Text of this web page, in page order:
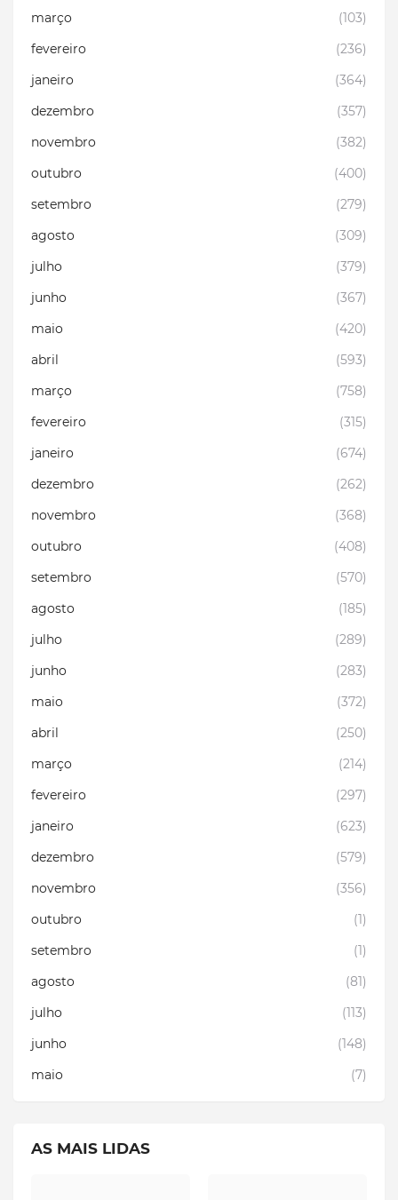
março
(103)
fevereiro
(236)
janeiro
(364)
dezembro
(357)
novembro
(382)
outubro
(400)
setembro
(279)
agosto
(309)
julho
(379)
junho
(367)
maio
(420)
abril
(593)
março
(758)
fevereiro
(315)
janeiro
(674)
dezembro
(262)
novembro
(368)
outubro
(408)
setembro
(570)
agosto
(185)
julho
(289)
junho
(283)
maio
(372)
abril
(250)
março
(214)
fevereiro
(297)
janeiro
(623)
dezembro
(579)
novembro
(356)
outubro
(1)
setembro
(1)
agosto
(81)
julho
(113)
junho
(148)
maio
(7)
AS MAIS LIDAS